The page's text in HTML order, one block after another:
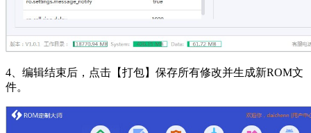
4、编辑结束后，点击【打包】保存所有修改并生成新ROM文
件。